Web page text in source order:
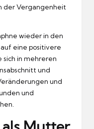
der Vergangenheit
wieder in den
eine positivere
sich in mehreren
und
und
und